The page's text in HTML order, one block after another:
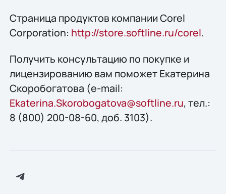
Страница продуктов компании Corel
Corporation: http://store.softline.ru/corel.
Получить консультацию по покупке и
лицензированию вам поможет Екатерина
Скоробогатова (e-mail:
Ekaterina.Skorobogatova@softline.ru, тел.:
8 (800) 200-08-60, доб. 3103).